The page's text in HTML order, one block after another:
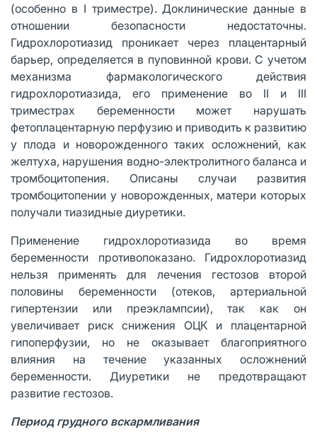
(особенно в I триместре). Доклинические данные в
отношении безопасности недостаточны.
Гидрохлоротиазид проникает через плацентарный
барьер, определяется в пуповинной крови. С учетом
механизма фармакологического действия
гидрохлоротиазида, его применение во II и III
триместрах беременности может нарушать
фетоплацентарную перфузию и приводить к развитию
у плода и новорожденного таких осложнений, как
желтуха, нарушения водно-электролитного баланса и
тромбоцитопения. Описаны случаи развития
тромбоцитопении у новорожденных, матери которых
получали тиазидные диуретики.
Применение гидрохлоротиазида во время
беременности противопоказано. Гидрохлоротиазид
нельзя применять для лечения гестозов второй
половины беременности (отеков, артериальной
гипертензии или преэклампсии), так как он
увеличивает риск снижения ОЦК и плацентарной
гипоперфузии, но не оказывает благоприятного
влияния на течение указанных осложнений
беременности. Диуретики не предотвращают
развитие гестозов.
Период грудного вскармливания